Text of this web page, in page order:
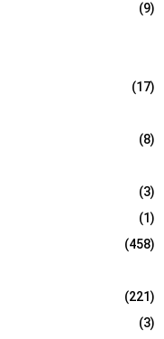
(9)
(17)
(8)
(3)
(1)
(458)
(221)
(3)